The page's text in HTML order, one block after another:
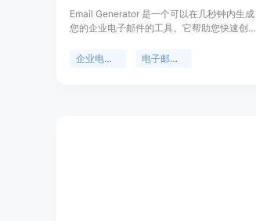
Email Generator 是一个可以在几秒钟内生成
您的企业电子邮件的工具。它帮助您快速创建
用。该工具基于 OpenAI + Vercel + Next.js 技
企业电子邮件 电子邮件生成器